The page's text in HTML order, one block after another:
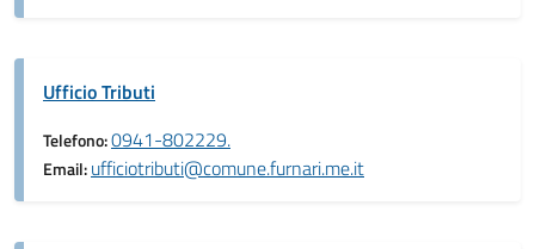
Ufficio Tributi
Telefono:0941-802229.
Email:ufficiotributi@comune.furnari.me.it